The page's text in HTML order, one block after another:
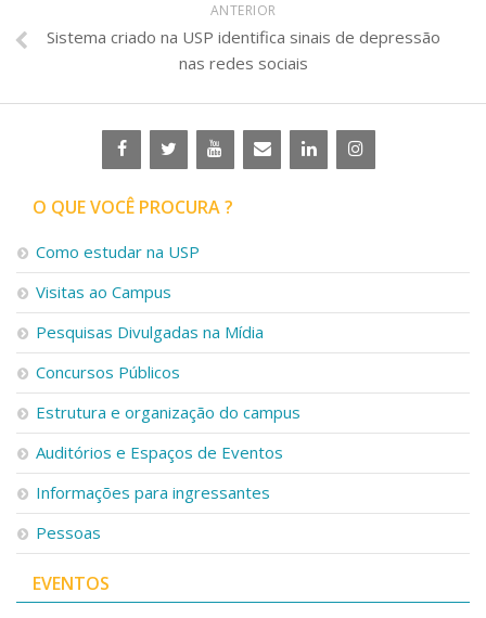
ANTERIOR
Sistema criado na USP identifica sinais de depressão
nas redes sociais
O QUE VOCÊ PROCURA ?
Como estudar na USP
Visitas ao Campus
Pesquisas Divulgadas na Mídia
Concursos Públicos
Estrutura e organização do campus
Auditórios e Espaços de Eventos
Informações para ingressantes
Pessoas
EVENTOS